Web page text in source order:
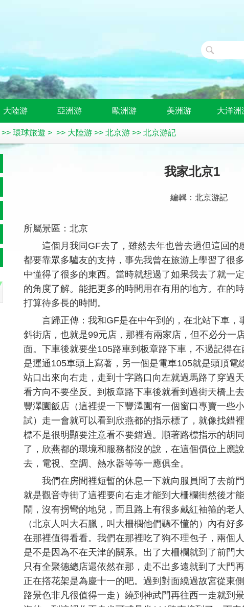
大陸游 亞洲游 歐洲游 美洲游 大洋洲
>> 環球旅遊 > >> 大陸游 >> 北京游 >> 北京游記
我家北京1
編輯：北京游記
所屬景區：北京
這個月我同GF去了，雖然去年也曾去過但這回的
都要靠眾多驢友的支持，事先我曾在旅游上學習了很
中懂得了很多的東西。當時就想過了如果我去了就一
的角度了解。能把更多的時間用在有用的地方。在的
打算待多長的時間。
言歸正傳：我和GF是在中午到的，在北站下車，
斜街店，也就是99元店，那裡有兩家店，但不必分一
面。下車後就要坐105路車到板章路下車，不過記得
是運通105車頭上寫著，另一個是電車105就是頭頂電
站口出來向右走，走到十字路口向左就過馬路了穿過
看方向不要坐反。到板章路下車後就看到過街天橋上
豐澤園飯店（這裡提一下豐澤園有一個窗口專賣一些
試）走一會就可以看到欣燕都的指示標了，就像找錯
標不是很明顯要注意看不要錯過。順著路標指示的胡
了，欣燕都的環境和服務都沒的說，在這個價位上應
去，電視、空調、熱水器等等一應俱全。
我們在房間裡短暫的休息一下就向服員問了去前
就是觀音寺街了這裡要向右走才能到大柵欄街然後才
鬧，沒有拐彎的地兒，而且路上有很多戴紅袖箍的老
（北京人叫大石臘，叫大柵欄他們聽不懂的）內有好
在那裡值得看看。我們在那裡吃了狗不理包子，兩個
是不是因為不在天津的關系。出了大柵欄就到了前門
只有全聚德總店還依然在那，走不出多遠就到了大門
正在撘花架是為慶十一的吧。過到對面繞過故宮從東
路景色非凡很值得一走）繞到神武門再往西一走就到